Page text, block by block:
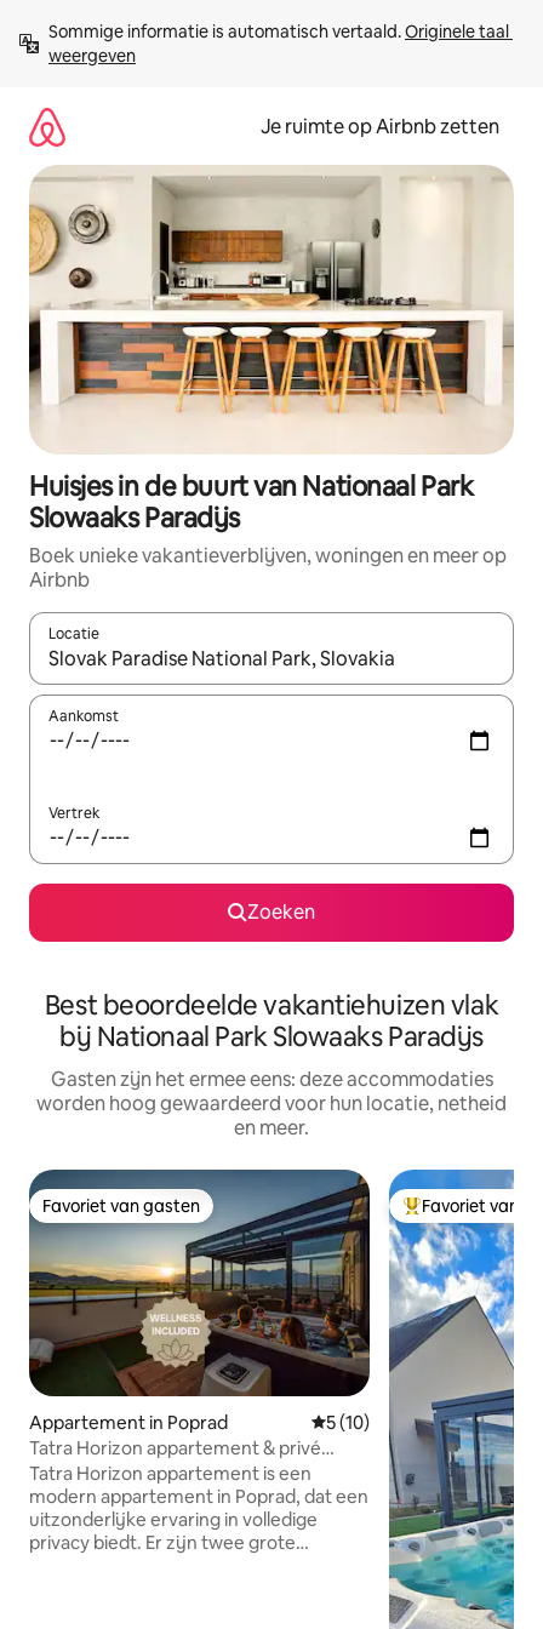
direct
naar
Sommige informatie is automatisch vertaald. Originele taal
weergeven
Je ruimte op Airbnb zetten
Huisjes in de buurt van Nationaal Park
Slowaaks Paradijs
Boek unieke vakantieverblijven, woningen en meer op
Airbnb
Locatie
Wanneer er suggesties beschikbaar zijn, maak je een keuze
Aankomst
Vertrek
Zoeken
Best beoordeelde vakantiehuizen vlak
bij Nationaal Park Slowaaks Paradijs
Gasten zijn het ermee eens: deze accommodaties
worden hoog gewaardeerd voor hun locatie, netheid
en meer.
Favoriet van gasten
Favoriet van gasten
Appartement in Poprad Gemiddelde beoordeling
5 (10)
Tatra Horizon appartement & privé
wellness
Tatra Horizon appartement is een
modern appartement in Poprad, dat een
uitzonderlijke ervaring in volledige
privacy biedt. Er zijn twee grote
Topfavoriet van
Favoriet van